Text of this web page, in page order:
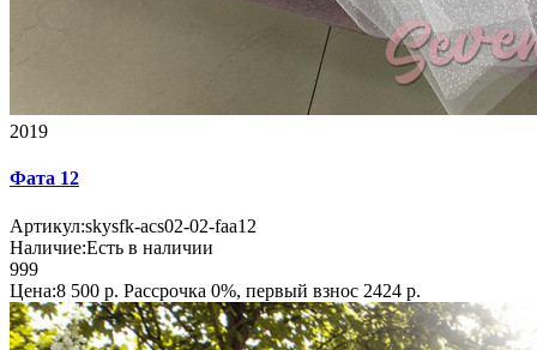
2019
Фата 12
Артикул:skysfk-acs02-02-faa12
Наличие:Есть в наличии
999
Цена:8 500 р. Рассрочка 0%, первый взнос 2424 р.